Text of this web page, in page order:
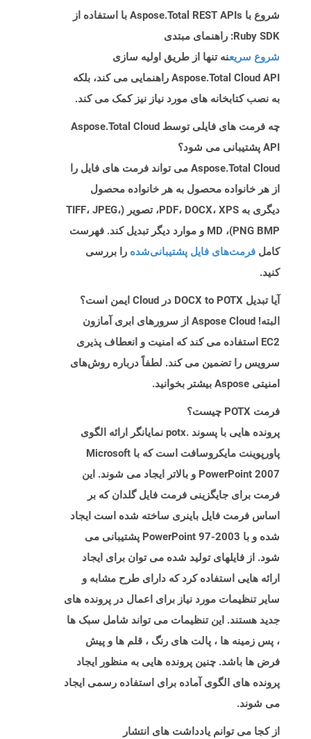
شروع با Aspose.Total REST APIs با استفاده از
Ruby SDK: راهنمای مبتدی
شروع سریعنه تنها از طریق اولیه سازی
Aspose.Total Cloud API راهنمایی می کند، بلکه
به نصب کتابخانه های مورد نیاز نیز کمک می کند.
چه فرمت های فایلی توسط Aspose.Total Cloud
API پشتیبانی می شود؟
Aspose.Total Cloud می تواند فرمت های فایل را
از هر خانواده محصول به هر خانواده محصول
دیگری به PDF، DOCX، XPS، تصویر (TIFF، JPEG،
PNG BMP)، MD و موارد دیگر تبدیل کند. فهرست
کامل فرمت‌های فایل پشتیبانی‌شده را بررسی
کنید.
آیا تبدیل DOCX to POTX در Cloud ایمن است؟
البته! Aspose Cloud از سرورهای ابری آمازون
EC2 استفاده می کند که امنیت و انعطاف پذیری
سرویس را تضمین می کند. لطفاً درباره روش‌های
امنیتی Aspose بیشتر بخوانید.
فرمت POTX چیست؟
پرونده هایی با پسوند .potx نمایانگر ارائه الگوی
پاورپوینت مایکروسافت است که با Microsoft
PowerPoint 2007 و بالاتر ایجاد می شوند. این
فرمت برای جایگزینی فرمت فایل گلدان که بر
اساس فرمت فایل باینری ساخته شده است ایجاد
شده و با PowerPoint 97-2003 پشتیبانی می
شود. از فایلهای تولید شده می توان برای ایجاد
ارائه هایی استفاده کرد که دارای طرح مشابه و
سایر تنظیمات مورد نیاز برای اعمال در پرونده های
جدید هستند. این تنظیمات می تواند شامل سبک ها
، پس زمینه ها ، پالت های رنگ ، قلم ها و پیش
فرض ها باشد. چنین پرونده هایی به منظور ایجاد
پرونده های الگوی آماده برای استفاده رسمی ایجاد
می شوند.
از کجا می توانم یادداشت های انتشار